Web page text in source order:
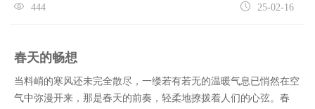
444 25-02-16
春天的畅想
当料峭的寒风还未完全散尽，一缕若有若无的温暖气息已悄然在空
气中弥漫开来，那是春天的前奏，轻柔地撩拨着人们的心弦。春